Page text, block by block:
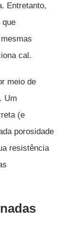
Entretanto,
que
cal.
meio de
Um
(e
porosidade
resistência